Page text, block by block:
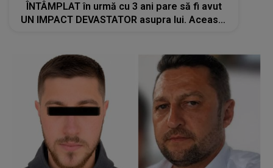
ÎNTÂMPLAT în urmă cu 3 ani pare să fi avut
UN IMPACT DEVASTATOR asupra lui. Această